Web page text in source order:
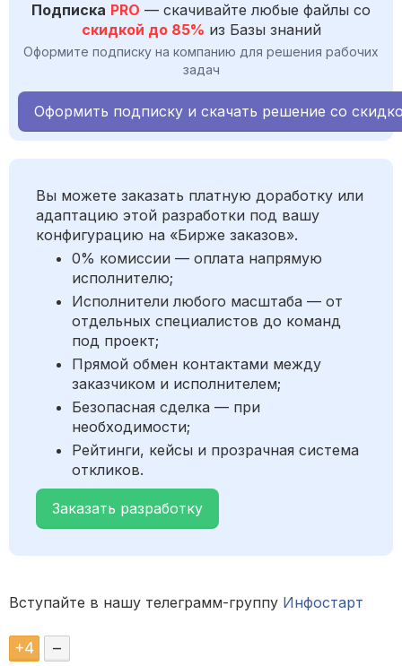
Подписка PRO — скачивайте любые файлы со
скидкой до 85% из Базы знаний
Оформите подписку на компанию для решения рабочих
задач
Оформить подписку и скачать решение со
Вы можете заказать платную доработку или
адаптацию этой разработки под вашу
конфигурацию на «Бирже заказов».
0% комиссии — оплата напрямую
исполнителю;
Исполнители любого масштаба — от
отдельных специалистов до команд
под проект;
Прямой обмен контактами между
заказчиком и исполнителем;
Безопасная сделка — при
необходимости;
Рейтинги, кейсы и прозрачная система
откликов.
Заказать разработку
Вступайте в нашу телеграмм-группу Инфостарт
+4 –